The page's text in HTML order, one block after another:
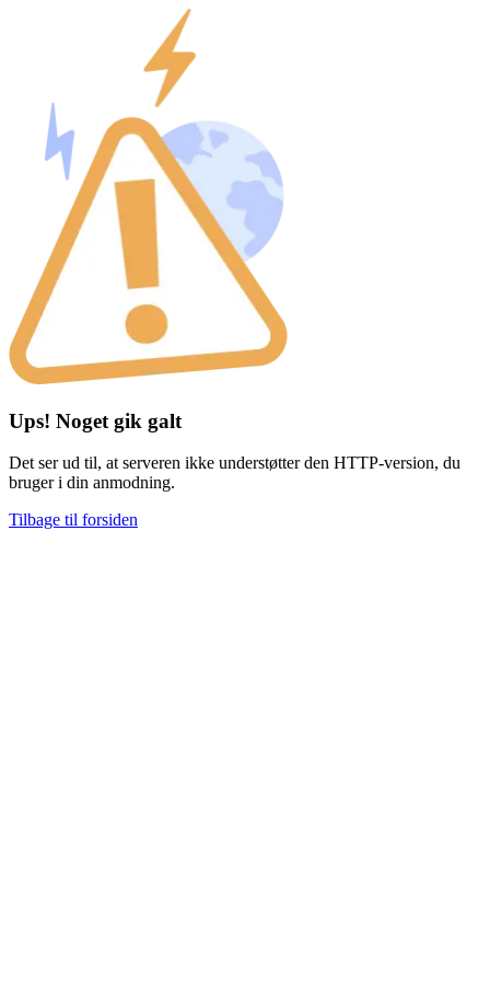
Ups! Noget gik galt
Det ser ud til, at serveren ikke understøtter den HTTP-version, du
bruger i din anmodning.
Tilbage til forsiden